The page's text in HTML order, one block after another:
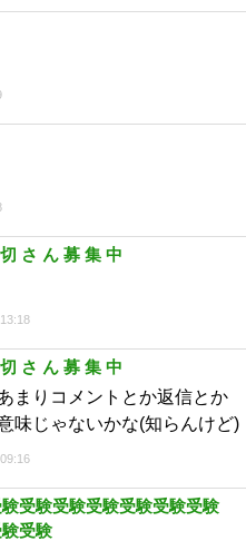
さ ん 募 集 中
さ ん 募 集 中
まりコメントとか返信とか
味じゃないかな(知らんけど)
受験受験受験受験受験受験
受験